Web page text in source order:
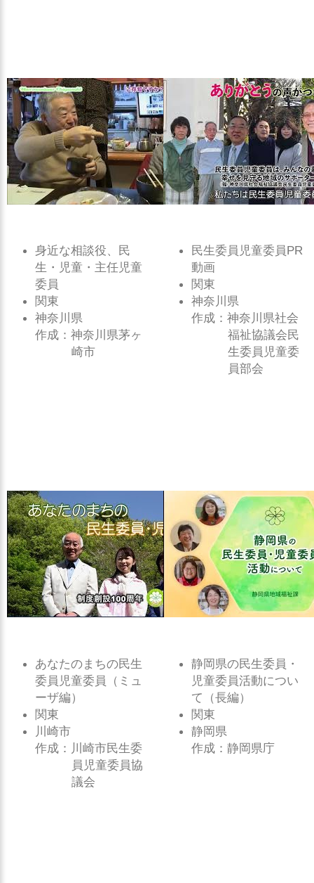
身近な相談役、民
生・児童・主任児童
委員
関東
神奈川県
作成：神奈川県茅ヶ
崎市
民生委員児童委員PR
動画
関東
神奈川県
作成：神奈川県社会
福祉協議会民
生委員児童委
員部会
あなたのまちの民生
委員児童委員（ミュ
ーザ編）
関東
川崎市
作成：川崎市民生委
員児童委員協
議会
静岡県の民生委員・
児童委員活動につい
て（長編）
関東
静岡県
作成：静岡県庁